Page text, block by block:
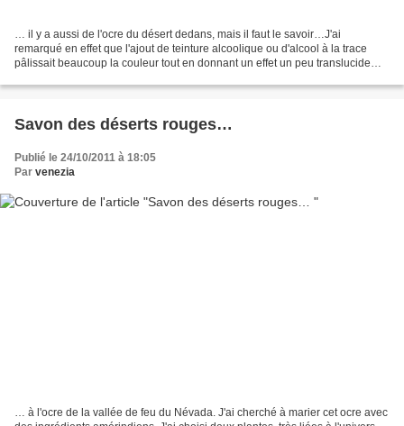
… il y a aussi de l'ocre du désert dedans, mais il faut le savoir…J'ai
remarqué en effet que l'ajout de teinture alcoolique ou d'alcool à la trace
pâlissait beaucoup la couleur tout en donnant un effet un peu translucide
Savon des déserts rouges…
Publié le 24/10/2011 à 18:05
Par venezia
… à l'ocre de la vallée de feu du Névada. J'ai cherché à marier cet ocre avec